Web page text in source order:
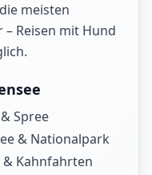
meisten
Reisen mit Hund
Spree
& Nationalpark
& Kahnfahrten